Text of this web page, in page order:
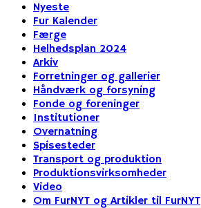
Nyeste
Fur Kalender
Færge
Helhedsplan 2024
Arkiv
Forretninger og gallerier
Håndværk og forsyning
Fonde og foreninger
Institutioner
Overnatning
Spisesteder
Transport og produktion
Produktionsvirksomheder
Video
Om FurNYT og Artikler til FurNYT